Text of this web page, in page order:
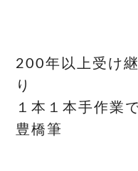
200年以上受け
り
１本１本手作業
豊橋筆